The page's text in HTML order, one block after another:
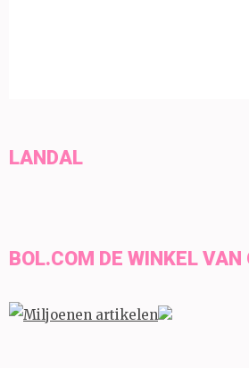
LANDAL
BOL.COM DE WINKEL VAN